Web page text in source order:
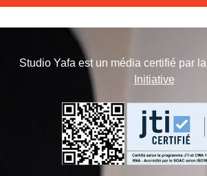
Studio Yafa est un média certifié par la
Initiative